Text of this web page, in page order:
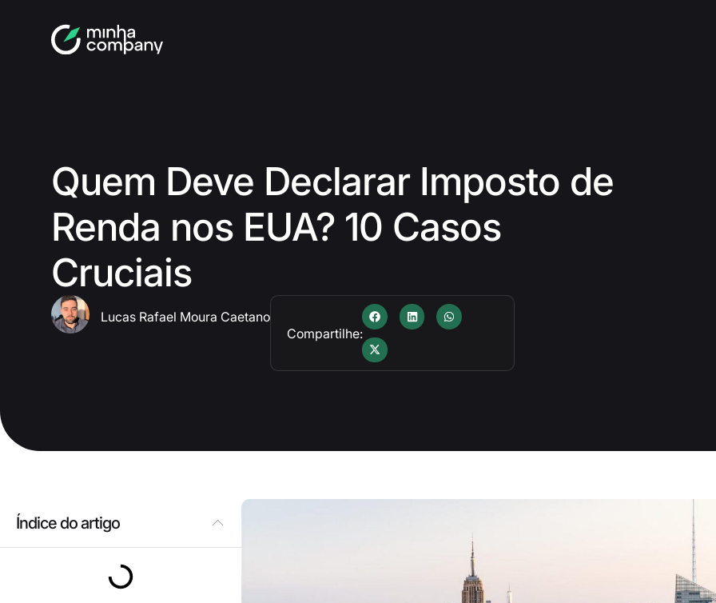
Quem Deve Declarar Imposto de
Renda nos EUA? 10 Casos
Cruciais
Lucas Rafael Moura Caetano
Compartilhe:
Índice do artigo